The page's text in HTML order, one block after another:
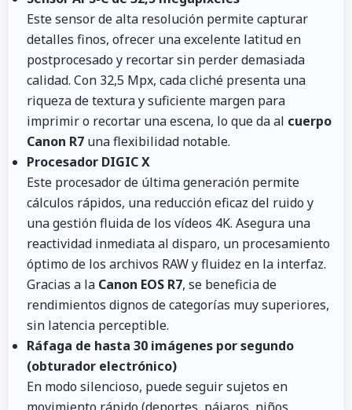
Este sensor de alta resolución permite capturar
detalles finos, ofrecer una excelente latitud en
postprocesado y recortar sin perder demasiada
calidad. Con 32,5 Mpx, cada cliché presenta una
riqueza de textura y suficiente margen para
imprimir o recortar una escena, lo que da al cuerpo
Canon R7 una flexibilidad notable.
Procesador DIGIC X
Este procesador de última generación permite
cálculos rápidos, una reducción eficaz del ruido y
una gestión fluida de los vídeos 4K. Asegura una
reactividad inmediata al disparo, un procesamiento
óptimo de los archivos RAW y fluidez en la interfaz.
Gracias a la Canon EOS R7, se beneficia de
rendimientos dignos de categorías muy superiores,
sin latencia perceptible.
Ráfaga de hasta 30 imágenes por segundo
(obturador electrónico)
En modo silencioso, puede seguir sujetos en